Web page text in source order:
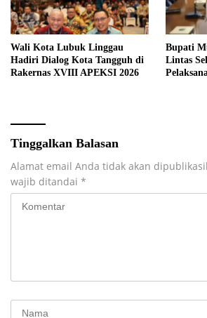
Wali Kota Lubuk Linggau
Hadiri Dialog Kota Tangguh di
Rakernas XVIII APEKSI 2026
Bupati
Lintas
Tinggalkan Balasan
Alamat email Anda tidak akan
wajib ditandai *